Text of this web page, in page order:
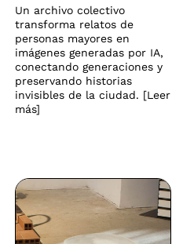
Un archivo colectivo
transforma relatos de
personas mayores en
imágenes generadas por IA,
conectando generaciones y
preservando historias
invisibles de la ciudad. [Leer
más]